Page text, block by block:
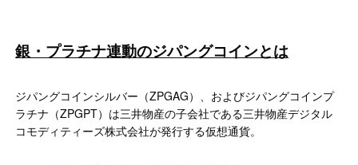
銀・プラチナ連動のジパングコインとは
ジパングコインシルバー（ZPGAG）、およびジパングコインプ
ラチナ（ZPGPT）は三井物産の子会社である三井物産デジタル
コモディティーズ株式会社が発行する仮想通貨。